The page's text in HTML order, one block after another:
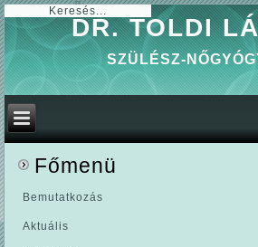
0
DR. TOLDI
SZÜLÉSZ-
Főmenü
Bemutatkozás
Aktuális